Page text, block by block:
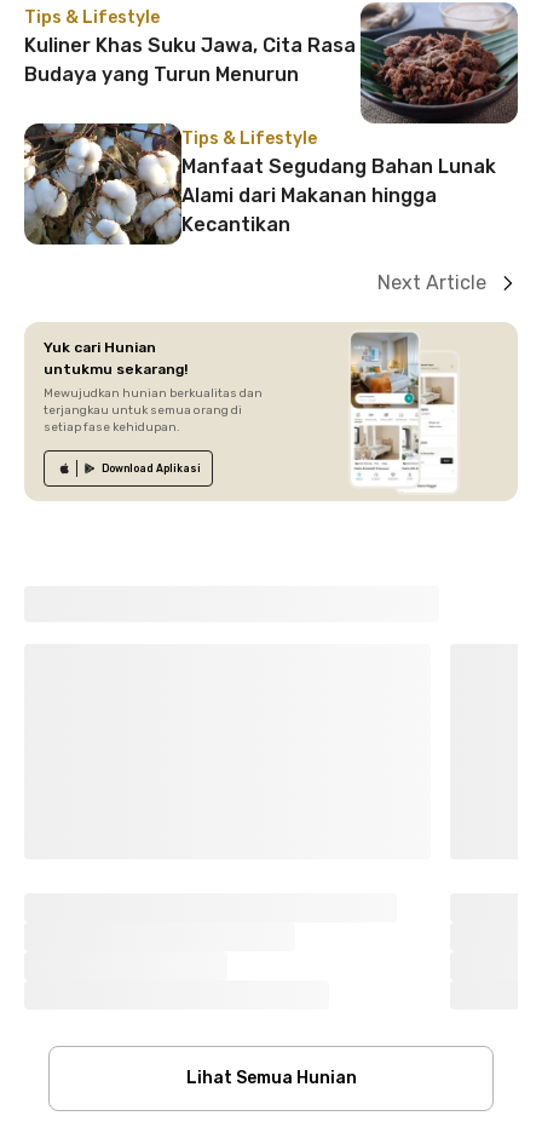
Tips & Lifestyle
Kuliner Khas Suku Jawa, Cita Rasa
Budaya yang Turun Menurun
Tips & Lifestyle
Manfaat Segudang Bahan Lunak
Alami dari Makanan hingga
Kecantikan
Next Article
Yuk cari Hunian
untukmu sekarang!
Mewujudkan hunian berkualitas dan
terjangkau untuk semua orang di
setiap fase kehidupan.
Download Aplikasi
Lihat Semua Hunian